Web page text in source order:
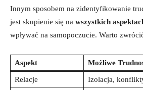
Innym sposobem na zidentyfikowanie
jest skupienie się na wszystkich
wpływać na samopoczucie. Warto
Aspekt Możliwe
Relacje
Izolacja,